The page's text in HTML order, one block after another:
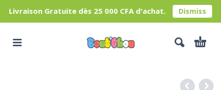
Livraison Gratuite dès 25 000 CFA d'achat. Dismiss